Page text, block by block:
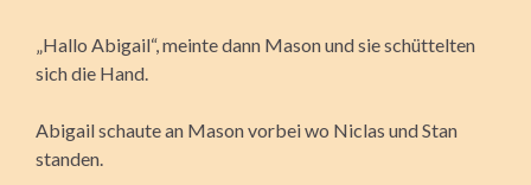
„Hallo Abigail“, meinte dann Mason und sie schüttelten
sich die Hand.
Abigail schaute an Mason vorbei wo Niclas und Stan
standen.